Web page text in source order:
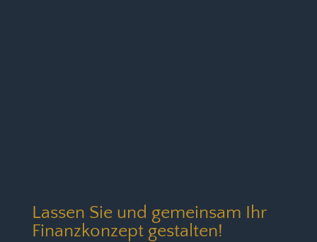
Lassen Sie und gemeinsam Ihr
Finanzkonzept gestalten!